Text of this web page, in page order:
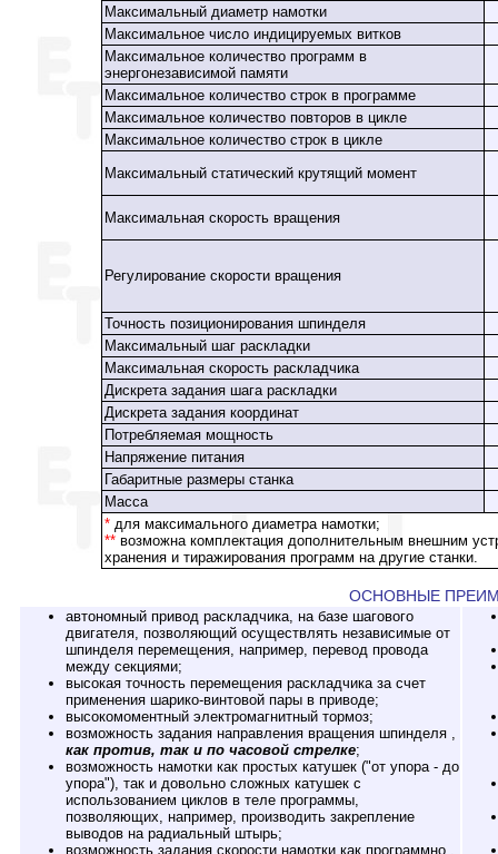
Максимальный диаметр намотки
Максимальное число индицируемых витков
Максимальное количество программ в
энергонезависимой памяти
Максимальное количество строк в программе
Максимальное количество повторов в цикле
Максимальное количество строк в цикле
Максимальный статический крутящий момент
Максимальная скорость вращения
Регулирование скорости вращения
Точность позиционирования шпинделя
Максимальный шаг раскладки
Максимальная скорость раскладчика
Дискрета задания шага раскладки
Дискрета задания координат
Потребляемая мощность
Напряжение питания
Габаритные размеры станка
Масса
* для максимального диаметра намотки;
** возможна комплектация дополнительным внешним
хранения и тиражирования программ на другие станки.
ОСНОВНЫЕ
автономный привод раскладчика, на базе шагового
двигателя, позволяющий осуществлять независимые от
шпинделя перемещения, например, перевод провода
между секциями;
высокая точность перемещения раскладчика за счет
применения шарико-винтовой пары в приводе;
высокомоментный электромагнитный тормоз;
возможность задания направления вращения шпинделя ,
как против, так и по часовой стрелке;
возможность намотки как простых катушек ("от упора - до
упора"), так и довольно сложных катушек с
использованием циклов в теле программы,
позволяющих, например, производить закрепление
выводов на радиальный штырь;
возможность задания скорости намотки как программно ,